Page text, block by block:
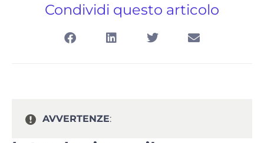
Condividi questo articolo
AVVERTENZE: